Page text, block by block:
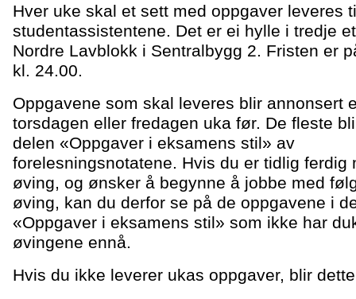
Hver uke skal et sett med oppgaver leveres
studentassistentene. Det er ei hylle i tredje
Nordre Lavblokk i Sentralbygg 2. Fristen er
kl. 24.00.
Oppgavene som skal leveres blir annonsert
torsdagen eller fredagen uka før. De fleste
delen «Oppgaver i eksamens stil» av
forelesningsnotatene. Hvis du er tidlig ferdig
øving, og ønsker å begynne å jobbe med
øving, kan du derfor se på de oppgavene i
«Oppgaver i eksamens stil» som ikke har
øvingene ennå.
Hvis du ikke leverer ukas oppgaver, blir